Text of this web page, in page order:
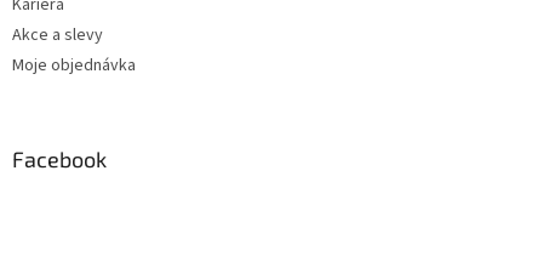
Akce a slevy
Moje objednávka
Facebook